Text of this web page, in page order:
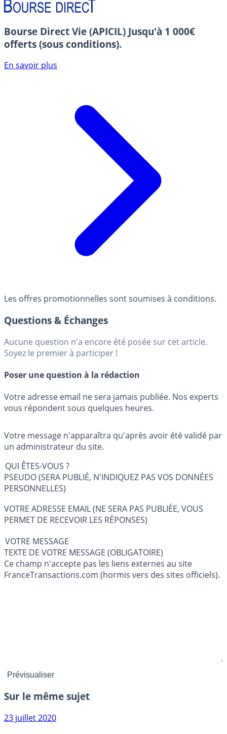
Bourse Direct Vie (APICIL) Jusqu'à 1 000€
offerts (sous conditions).
En savoir plus
Les offres promotionnelles sont soumises à conditions.
Questions & Échanges
Aucune question n'a encore été posée sur cet article.
Soyez le premier à participer !
Poser une question à la rédaction
Votre adresse email ne sera jamais publiée. Nos experts
vous répondent sous quelques heures.
Votre message n'apparaîtra qu'après avoir été validé par
un administrateur du site.
QUI ÊTES-VOUS ?
PSEUDO (SERA PUBLIÉ, N'INDIQUEZ PAS VOS DONNÉES
PERSONNELLES)
VOTRE ADRESSE EMAIL (NE SERA PAS PUBLIÉE, VOUS
PERMET DE RECEVOIR LES RÉPONSES)
VOTRE MESSAGE
TEXTE DE VOTRE MESSAGE (OBLIGATOIRE)
Ce champ n'accepte pas les liens externes au site
FranceTransactions.com (hormis vers des sites officiels).
Sur le même sujet